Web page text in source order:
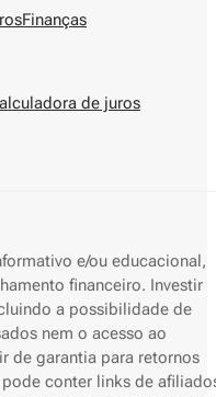
Finanças
de juros
e/ou educacional,
financeiro. Investir
a possibilidade de
nem o acesso ao
de garantia para retornos
conter links de